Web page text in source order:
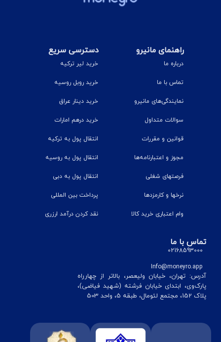
راهنمای مانیرو
درباره ما
تماس با ما
نمایندگی‌های مانیرو
سوالات متداول
قوانین و مقررات
مجوز و اعتبارنامه‌ها
فرصتهای شغلی
نرخ‎ها و کارمزدها
وام اعتباری خرید کالا
دسترسی سریع
خرید لیر ترکیه
خرید روبل روسیه
خرید دینار عراق
خرید درهم امارات
انتقال پول به ترکیه
انتقال پول به روسیه
انتقال پول به دبی
پرداخت بین المللی
نقد کردن درآمد ارزری
تماس با ما
02168593000
Info@moneyro.app
آدرس: تهران، خیابان ولیعصر، بالاتر از چهارراه
پارک‌وی، ابتدای خیابان فرشته (شهید فیاضی)،
پلاک 152، مجتمع لئومال، طبقه 5، واحد 503